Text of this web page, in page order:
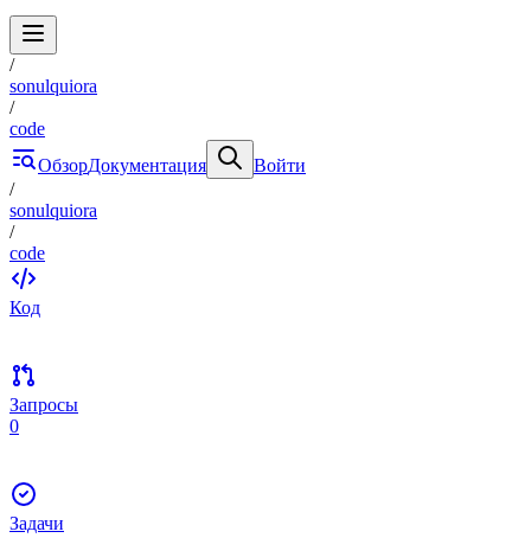
/
sonulquiora
/
code
ОбзорДокументация
Войти
/
sonulquiora
/
code
Код
Запросы
0
Задачи